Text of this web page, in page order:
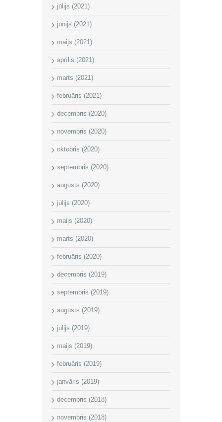
jūlijs (2021)
jūnijs (2021)
maijs (2021)
aprīlis (2021)
marts (2021)
februāris (2021)
decembris (2020)
novembris (2020)
oktobris (2020)
septembris (2020)
augusts (2020)
jūlijs (2020)
maijs (2020)
marts (2020)
februāris (2020)
decembris (2019)
septembris (2019)
augusts (2019)
jūlijs (2019)
maijs (2019)
februāris (2019)
janvāris (2019)
decembris (2018)
novembris (2018)